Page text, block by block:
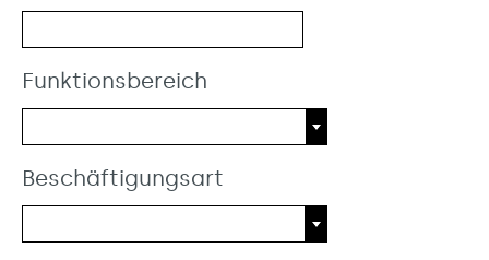
Funktionsbereich
Beschäftigungsart